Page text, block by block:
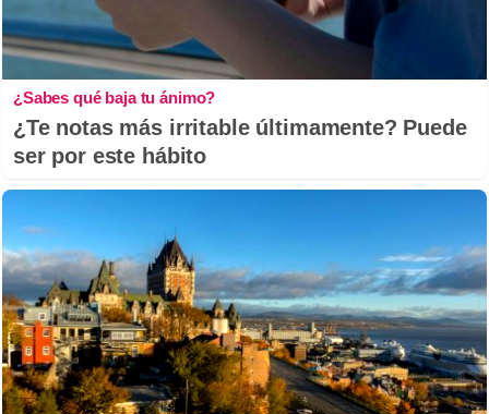
¿Sabes qué baja tu ánimo?
¿Te notas más irritable últimamente? Puede
ser por este hábito